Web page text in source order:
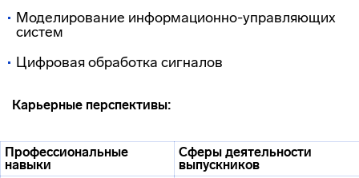
Моделирование информационно-управляющих
систем
Цифровая обработка сигналов
Карьерные перспективы:
Профессиональные
навыки
Сферы деятельности
выпускников